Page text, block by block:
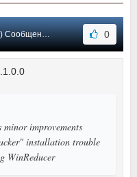
#3 0
improvements
installation trouble
WinReducer